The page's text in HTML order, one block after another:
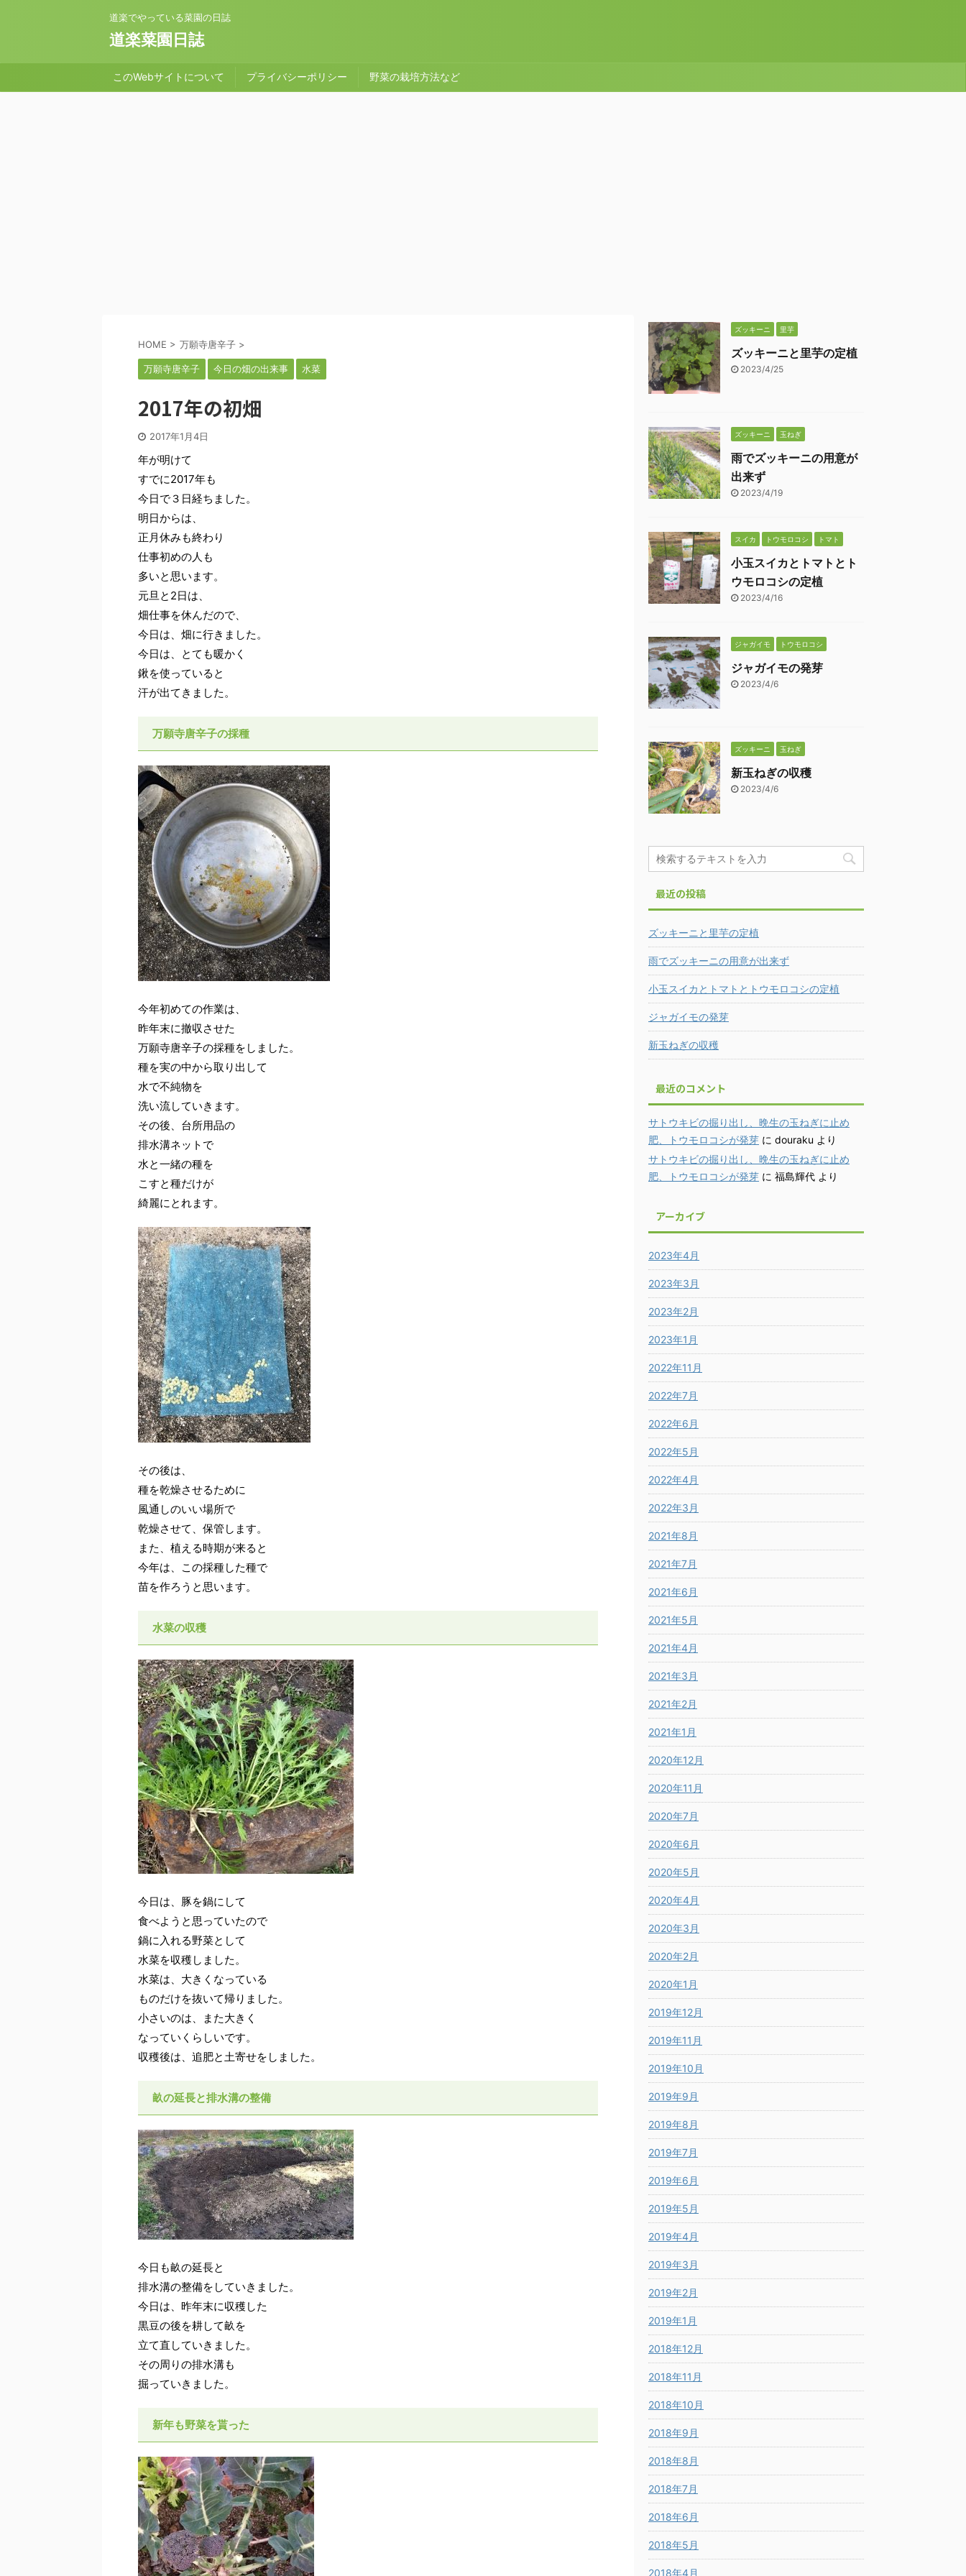
道楽でやっている菜園の日誌
道楽菜園日誌
このWebサイトについて プライバシーポリシー 野菜の栽培方法など
HOME > 万願寺唐辛子 >
万願寺唐辛子 今日の畑の出来事 水菜
2017年の初畑
2017年1月4日
年が明けて
すでに2017年も
今日で３日経ちました。
明日からは、
正月休みも終わり
仕事初めの人も
多いと思います。
元旦と2日は、
畑仕事を休んだので、
今日は、畑に行きました。
今日は、とても暖かく
鍬を使っていると
汗が出てきました。
万願寺唐辛子の採種
今年初めての作業は、
昨年末に撤収させた
万願寺唐辛子の採種をしました。
種を実の中から取り出して
水で不純物を
洗い流していきます。
その後、台所用品の
排水溝ネットで
水と一緒の種を
こすと種だけが
綺麗にとれます。
その後は、
種を乾燥させるために
風通しのいい場所で
乾燥させて、保管します。
また、植える時期が来ると
今年は、この採種した種で
苗を作ろうと思います。
水菜の収穫
今日は、豚を鍋にして
食べようと思っていたので
鍋に入れる野菜として
水菜を収穫しました。
水菜は、大きくなっている
ものだけを抜いて帰りました。
小さいのは、また大きく
なっていくらしいです。
収穫後は、追肥と土寄せをしました。
畝の延長と排水溝の整備
今日も畝の延長と
排水溝の整備をしていきました。
今日は、昨年末に収穫した
黒豆の後を耕して畝を
立て直していきました。
その周りの排水溝も
掘っていきました。
新年も野菜を貰った
ズッキーニ 里芋
ズッキーニと里芋の定植
2023/4/25
ズッキーニ 玉ねぎ
雨でズッキーニの用意が
出来ず
2023/4/19
スイカ トウモロコシ トマト
小玉スイカとトマトとト
ウモロコシの定植
2023/4/16
ジャガイモ トウモロコシ
ジャガイモの発芽
2023/4/6
ズッキーニ 玉ねぎ
新玉ねぎの収穫
2023/4/6
最近の投稿
ズッキーニと里芋の定植
雨でズッキーニの用意が出来ず
小玉スイカとトマトとトウモロコシの定植
ジャガイモの発芽
新玉ねぎの収穫
最近のコメント
サトウキビの掘り出し、晩生の玉ねぎに止め
肥、トウモロコシが発芽 に douraku より
サトウキビの掘り出し、晩生の玉ねぎに止め
肥、トウモロコシが発芽 に 福島輝代 より
アーカイブ
2023年4月
2023年3月
2023年2月
2023年1月
2022年11月
2022年7月
2022年6月
2022年5月
2022年4月
2022年3月
2021年8月
2021年7月
2021年6月
2021年5月
2021年4月
2021年3月
2021年2月
2021年1月
2020年12月
2020年11月
2020年7月
2020年6月
2020年5月
2020年4月
2020年3月
2020年2月
2020年1月
2019年12月
2019年11月
2019年10月
2019年9月
2019年8月
2019年7月
2019年6月
2019年5月
2019年4月
2019年3月
2019年2月
2019年1月
2018年12月
2018年11月
2018年10月
2018年9月
2018年8月
2018年7月
2018年6月
2018年5月
2018年4月